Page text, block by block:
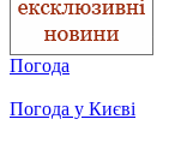
Погода
Погода у Києві